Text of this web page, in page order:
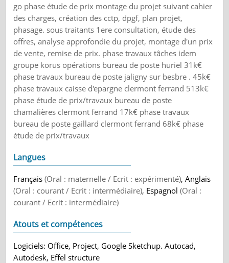
go phase étude de prix montage du projet suivant cahier
des charges, création des cctp, dpgf, plan projet,
phasage. sous traitants 1ere consultation, étude des
offres, analyse approfondie du projet, montage d'un prix
de vente, remise de prix. phase travaux tâches idem
groupe korus opérations bureau de poste huriel 31k€
phase travaux bureau de poste jaligny sur besbre . 45k€
phase travaux caisse d'epargne clermont ferrand 513k€
phase étude de prix/travaux bureau de poste
chamalières clermont ferrand 17k€ phase travaux
bureau de poste gaillard clermont ferrand 68k€ phase
étude de prix/travaux
Langues
Français(Oral : maternelle / Ecrit : expérimenté), Anglais
(Oral : courant / Ecrit : intermédiaire), Espagnol(Oral :
courant / Ecrit : intermédiaire)
Atouts et compétences
Logiciels: Office, Project, Google Sketchup. Autocad,
Autodesk, Effel structure